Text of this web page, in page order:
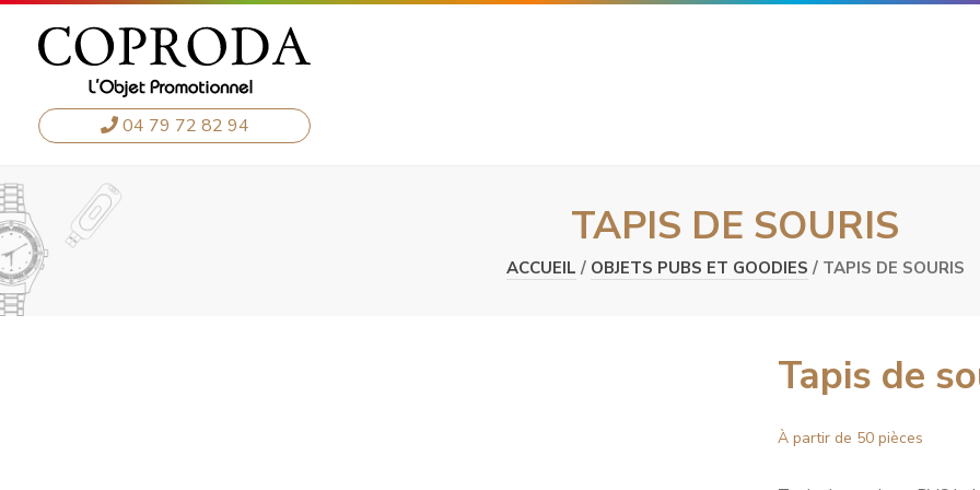
04 79 72 82 94
TAPIS DE SOURIS
ACCUEIL / OBJETS PUBS ET GOODIES / TAPIS DE SOURIS
Tapis de
À partir de 50 pièces